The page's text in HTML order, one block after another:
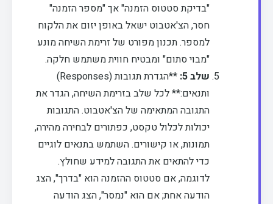
"בדיקת סטטוס הזמנה" אך "מספר הזמנה"
חסר, הצ'אטבוט ישאל באופן יזום את הלקוח
למספר. תכנון מפורט של זרימת השיחה מונע
"מבוי סתום" ומבטיח חווית משתמש חלקה.
שלב 5:
**הגדרת תגובות (Responses)
ותנאים:** לכל שלב בזרימת השיחה, הגדר את
התגובה המתאימה של הצ'אטבוט. התגובות
יכולות לכלול טקסט, כפתורים לבחירה מהירה,
תמונות, או קישורים. השתמש בתנאים לוגיים
כדי להתאים את התגובה למידע שחולץ.
לדוגמה, אם סטטוס ההזמנה הוא "בדרך", הצג
הודעה אחת; אם הוא "נמסר", הצג הודעה